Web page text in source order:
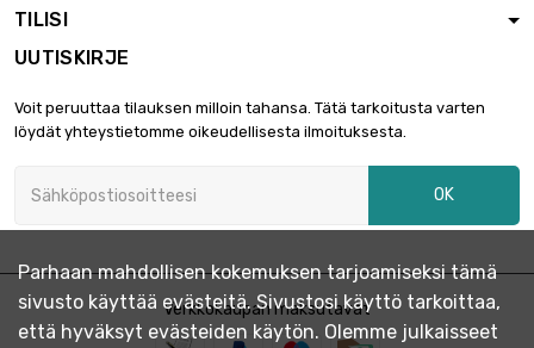
TILISI
UUTISKIRJE
Voit peruuttaa tilauksen milloin tahansa. Tätä tarkoitusta varten
löydät yhteystietomme oikeudellisesta ilmoituksesta.
OK
Verkkokaupan maksutavat
Parhaan mahdollisen kokemuksen tarjoamiseksi tämä
sivusto käyttää evästeitä. Sivustosi käyttö tarkoittaa,
että hyväksyt evästeiden käytön. Olemme julkaisseet